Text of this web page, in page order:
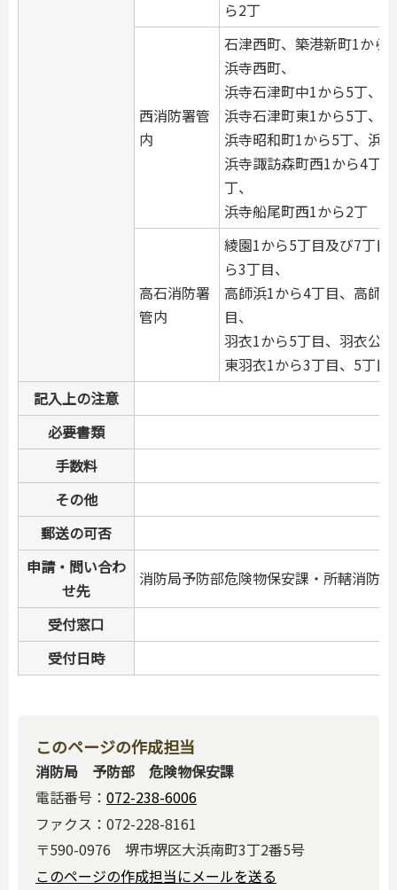
ら2丁
西消防署管
内
石津西町、築港新町1から
浜寺西町、
浜寺石津町中1から5丁、
浜寺石津町東1から5丁、
浜寺昭和町1から5丁、浜
浜寺諏訪森町西1から4丁
丁、
浜寺船尾町西1から2丁
高石消防署
管内
綾園1から5丁目及び7丁目
ら3丁目、
高師浜1から4丁目、高師
目、
羽衣1から5丁目、羽衣公
東羽衣1から3丁目、5丁目
記入上の注意
必要書類
手数料
その他
郵送の可否
申請・問い合わ
せ先
消防局予防部危険物保安課・所轄消防
受付窓口
受付日時
このページの作成担当
消防局 予防部 危険物保安課
電話番号： 072-238-6006
ファクス：072-228-8161
〒590-0976 堺市堺区大浜南町3丁2番5号
このページの作成担当にメールを送る